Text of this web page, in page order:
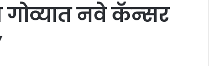
गोव्‍यात नवे कॅन्‍सर